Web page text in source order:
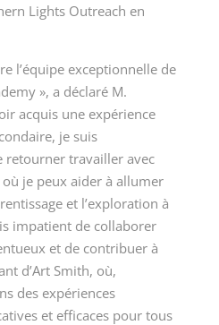
Lights Outreach en
l’équipe exceptionnelle de
», a déclaré M.
acquis une expérience
je suis
retourner travailler avec
je peux aider à allumer
et l’exploration à
impatient de collaborer
et de contribuer à
d’Art Smith, où,
des expériences
et efficaces pour tous